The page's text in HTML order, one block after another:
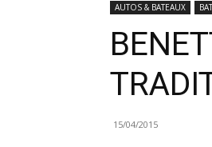
AUTOS & BATEAUX
15/04/2015